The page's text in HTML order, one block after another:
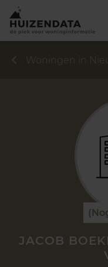
Woningen in
JACOB